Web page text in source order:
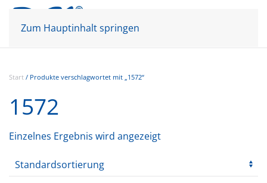
Zum Hauptinhalt springen
Start / Produkte verschlagwortet mit „1572“
1572
Einzelnes Ergebnis wird angezeigt